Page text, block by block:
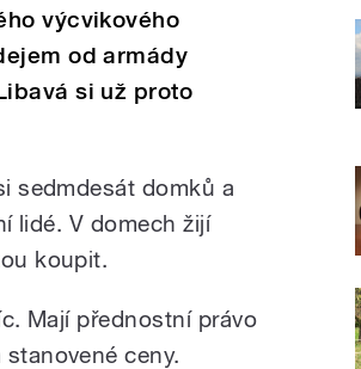
výcvikového
od armády
si už proto
sedmdesát domků a
lidé. V domech žijí
koupit.
Mají přednostní právo
ceny.